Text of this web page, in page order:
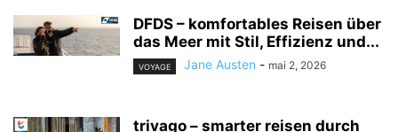
DFDS – komfortables Reisen über
das Meer mit Stil, Effizienz und...
VOYAGE Jane Austen - mai 2, 2026
trivago – smarter reisen durch